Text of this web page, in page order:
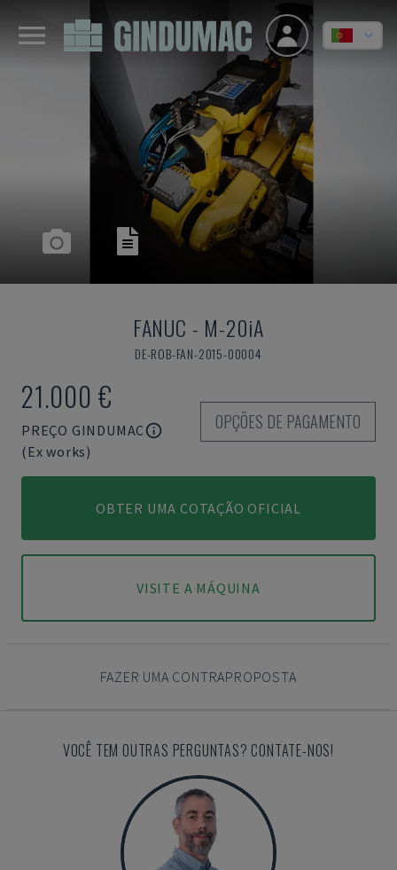
FANUC - M-20iA
DE-ROB-FAN-2015-00004
21.000 €
PREÇO GINDUMAC
(Ex works)
OPÇÕES DE PAGAMENTO
OBTER UMA COTAÇÃO OFICIAL
VISITE A MÁQUINA
FAZER UMA CONTRAPROPOSTA
VOCÊ TEM OUTRAS PERGUNTAS? CONTATE-NOS!